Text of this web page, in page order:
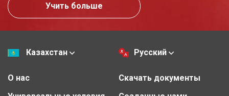
Учить больше
Казахстан Русский
О нас
Скачать документы